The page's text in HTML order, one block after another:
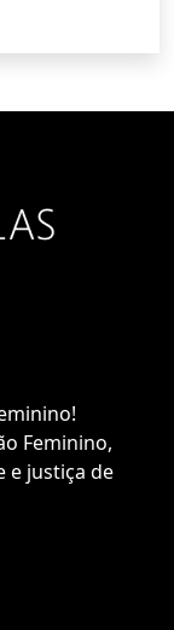
Feminino,
e justiça de